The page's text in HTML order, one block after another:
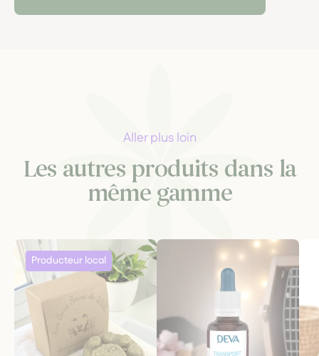
Aller plus loin
Les autres produits dans la
même gamme